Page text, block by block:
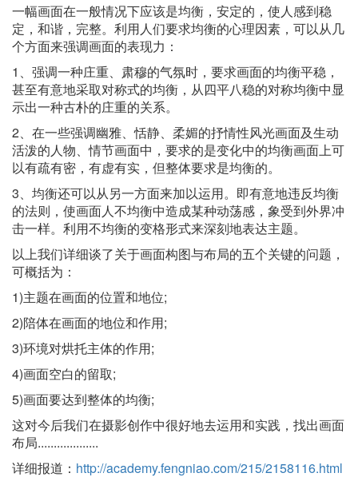
一幅画面在一般情况下应该是均衡，安定的，使人感到稳
定，和谐，完整。利用人们要求均衡的心理因素，可以从几
个方面来强调画面的表现力：
1、强调一种庄重、肃穆的气氛时，要求画面的均衡平稳，
甚至有意地采取对称式的均衡，从四平八稳的对称均衡中显
示出一种古朴的庄重的关系。
2、在一些强调幽雅、恬静、柔媚的抒情性风光画面及生动
活泼的人物、情节画面中，要求的是变化中的均衡画面上可
以有疏有密，有虚有实，但整体要求是均衡的。
3、均衡还可以从另一方面来加以运用。即有意地违反均衡
的法则，使画面人不均衡中造成某种动荡感，象受到外界冲
击一样。利用不均衡的变格形式来深刻地表达主题。
以上我们详细谈了关于画面构图与布局的五个关键的问题，
可概括为：
1)主题在画面的位置和地位;
2)陪体在画面的地位和作用;
3)环境对烘托主体的作用;
4)画面空白的留取;
5)画面要达到整体的均衡;
这对今后我们在摄影创作中很好地去运用和实践，找出画面
布局...................
详细报道： http://academy.fengniao.com/215/2158116.html